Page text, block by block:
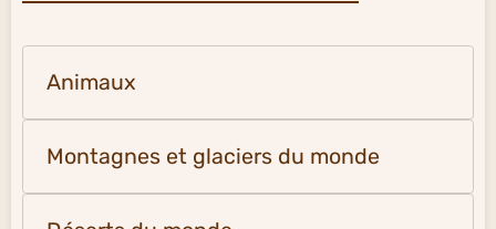
Animaux
Montagnes et glaciers du monde